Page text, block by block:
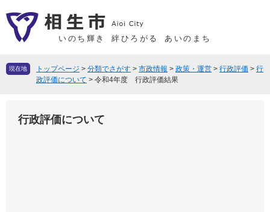
ー
先
ニ
を
いのち輝き 絆ひろがる あいのまち
現在地 トップページ > 分類でさがす > 市政情報 > 政策・運営 > 行政評価 > 行
政評価について > 令和4年度 行政評価結果
行政評価について